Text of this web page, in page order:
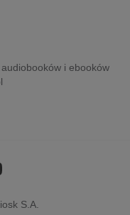
i ebooków
S.A.